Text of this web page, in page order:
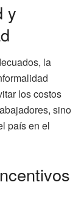
y
la
los costos
sino
país en el